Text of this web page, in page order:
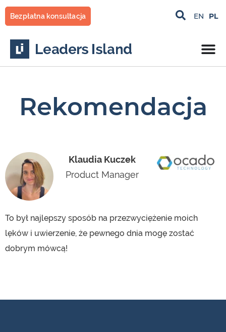
Przejdź
do
treści
Bezpłatna konsultacja EN PL
Rekomendacja
Klaudia Kuczek
Product Manager
To był najlepszy sposób na przezwyciężenie moich
lęków i uwierzenie, że pewnego dnia mogę zostać
dobrym mówcą!